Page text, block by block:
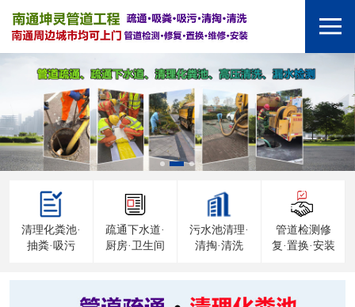
清理化粪池·
抽粪·吸污
疏通下水道·
厨房·卫生间
污水池清理·
清掏·清洗
管道检测修
复·置换·安装